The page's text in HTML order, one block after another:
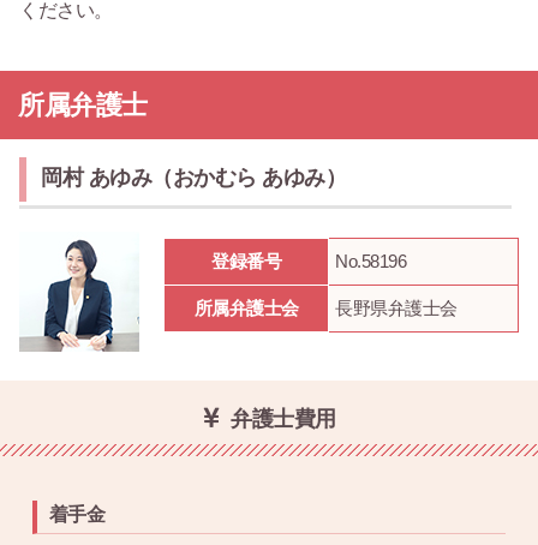
ください。
所属弁護士
岡村 あゆみ（おかむら あゆみ）
登録番号 No.58196
所属弁護士会 長野県弁護士会
弁護士費用
着手金